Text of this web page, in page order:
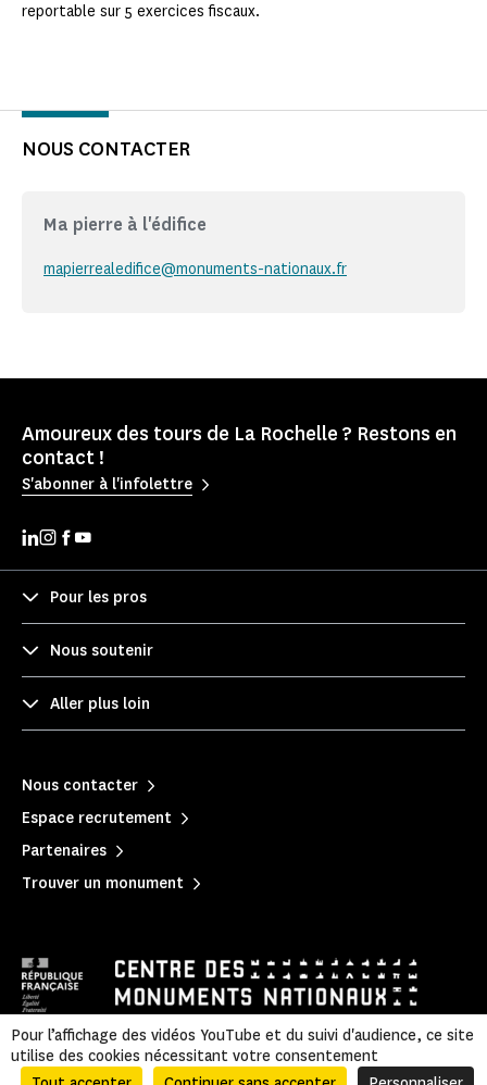
reportable sur 5 exercices fiscaux.
NOUS CONTACTER
Ma pierre à l'édifice
mapierrealedifice@monuments-nationaux.fr
Amoureux des tours de La Rochelle ? Restons en
contact !
S'abonner à l'infolettre
Pour les pros
Nous soutenir
Aller plus loin
Nous contacter
Espace recrutement
Partenaires
Trouver un monument
Mentions légales Politique de confidentialité
|
Informations légales et administratives
| Accessibilité | Plan du site
Pour l’affichage des vidéos YouTube et du suivi d'audience, ce site
utilise des cookies nécessitant votre consentement